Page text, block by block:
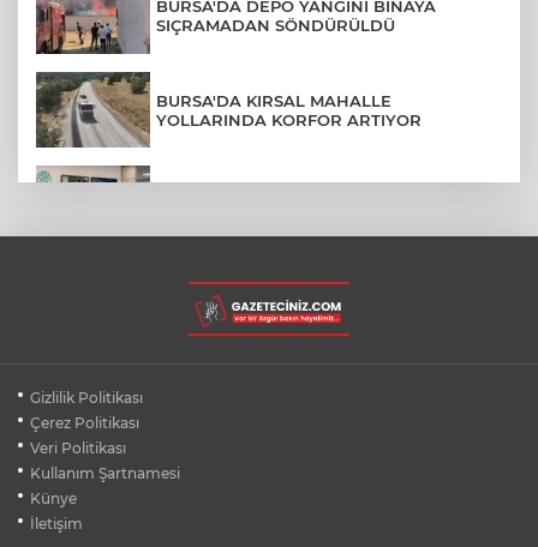
BURSA'DA DEPO YANGINI BİNAYA
SIÇRAMADAN SÖNDÜRÜLDÜ
BURSA'DA KIRSAL MAHALLE
YOLLARINDA KORFOR ARTIYOR
BURSA'DA YENİLENECEK LİSEDE YIKIM
BAŞLADI
LUKAKU İÇİN FENERBAHÇE VE BEŞİKTAŞ
Gizlilik Politikası
Çerez Politikası
Veri Politikası
Kullanım Şartnamesi
Künye
İletişim